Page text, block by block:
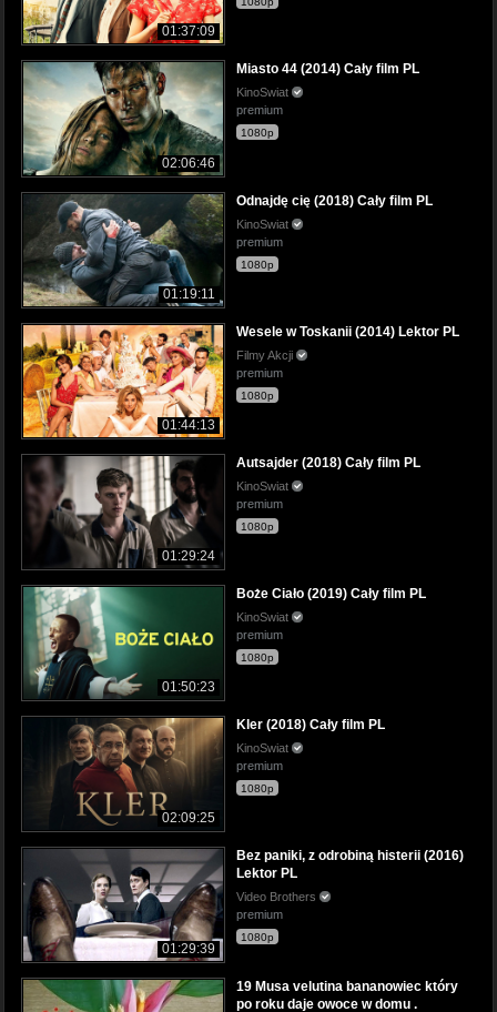
01:37:09
02:06:46
Miasto 44 (2014) Cały film PL
KinoSwiat
premium
1080p
01:19:11
Odnajdę cię (2018) Cały film PL
KinoSwiat
premium
1080p
01:44:13
Wesele w Toskanii (2014) Lektor PL
Filmy Akcji
premium
1080p
01:29:24
Autsajder (2018) Cały film PL
KinoSwiat
premium
1080p
01:50:23
Boże Ciało (2019) Cały film PL
KinoSwiat
premium
1080p
02:09:25
Kler (2018) Cały film PL
KinoSwiat
premium
1080p
01:29:39
Bez paniki, z odrobiną histerii (2016)
Lektor PL
Video Brothers
premium
1080p
19 Musa velutina bananowiec który
po roku daje owoce w domu .